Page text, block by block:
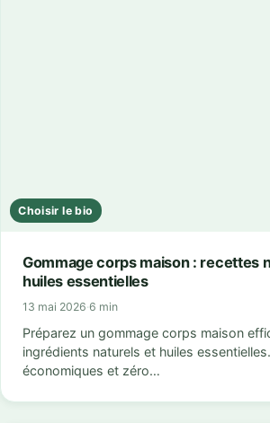
Choisir le bio
Gommage corps maison : recettes
huiles essentielles
13 mai 2026·6 min
Préparez un gommage corps maison
ingrédients naturels et huiles
économiques et zéro…